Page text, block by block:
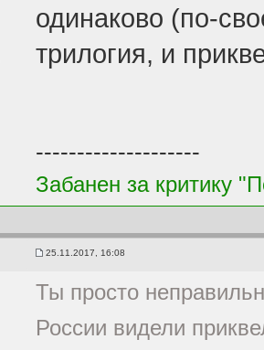
одинаково (по-
трилогия, и
--------------------
Забанен за критику
25.11.2017, 16:08
Ты просто
России видели